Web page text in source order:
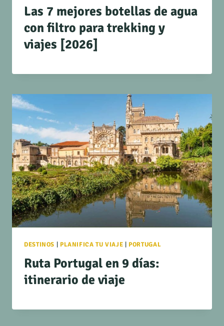
Las 7 mejores botellas de agua
con filtro para trekking y
viajes [2026]
DESTINOS | PLANIFICA TU VIAJE | PORTUGAL
Ruta Portugal en 9 días:
itinerario de viaje